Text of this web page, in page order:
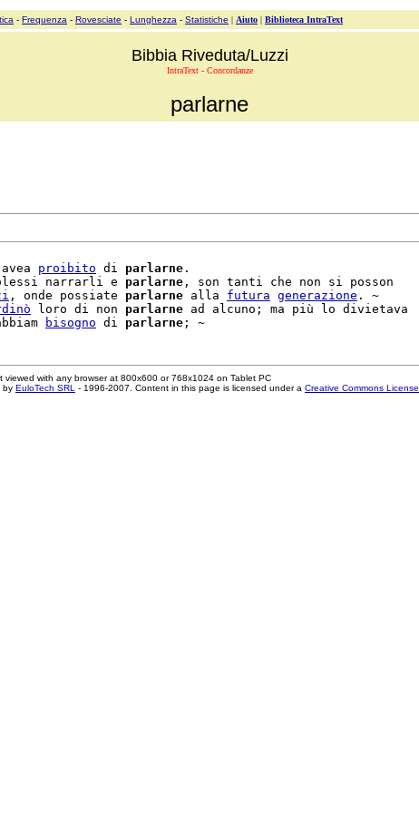
- Frequenza - Rovesciate - Lunghezza - Statistiche | Aiuto | Biblioteca IntraText
Bibbia Riveduta/Luzzi
IntraText - Concordanze
parlarne
proibito di parlarne .
narrarli e
parlarne , son tanti che non si posson
, onde possiate parlarne alla futura generazione . ~
loro di non parlarne ad alcuno; ma più lo divietava
bisogno di parlarne
viewed with any browser at 800x600 or 768x1024 on Tablet PC
by EuloTech SRL - 1996-2007. Content in this page is licensed under a Creative Commons License